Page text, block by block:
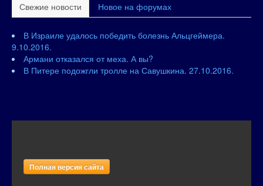
Свежие новости Новое на форумах
В Израиле удалось победить болезнь Альцгеймера.
9.10.2016.
Армани отказался от меха. А вы?
В Питере подожгли тролле на Савушкина. 27.10.2016.
Полная версия сайта